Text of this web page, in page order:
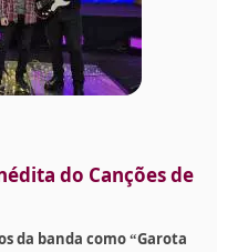
do Canções de
da banda como “Garota